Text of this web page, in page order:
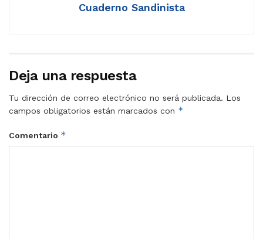
Cuaderno Sandinista
Deja una respuesta
Tu dirección de correo electrónico no será publicada. Los
campos obligatorios están marcados con *
Comentario *